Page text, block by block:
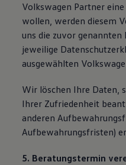
Volkswagen Partner
wollen, werden diesem
uns die zuvor
jeweilige
ausgewählten
Wir löschen Ihre Daten,
Ihrer Zufriedenheit
anderen
Aufbewahrungsfristen)
5. Beratungstermin